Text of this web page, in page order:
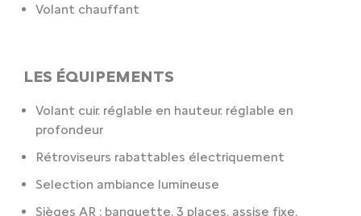
Volant chauffant
LES ÉQUIPEMENTS
Volant cuir. réglable en hauteur. réglable en
profondeur
Rétroviseurs rabattables électriquement
Selection ambiance lumineuse
Sièges AR : banquette. 3 places. assise fixe.